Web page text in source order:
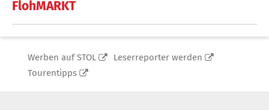
FlohMARKT
Werben auf STOL
Leserreporter werden
Tourentipps